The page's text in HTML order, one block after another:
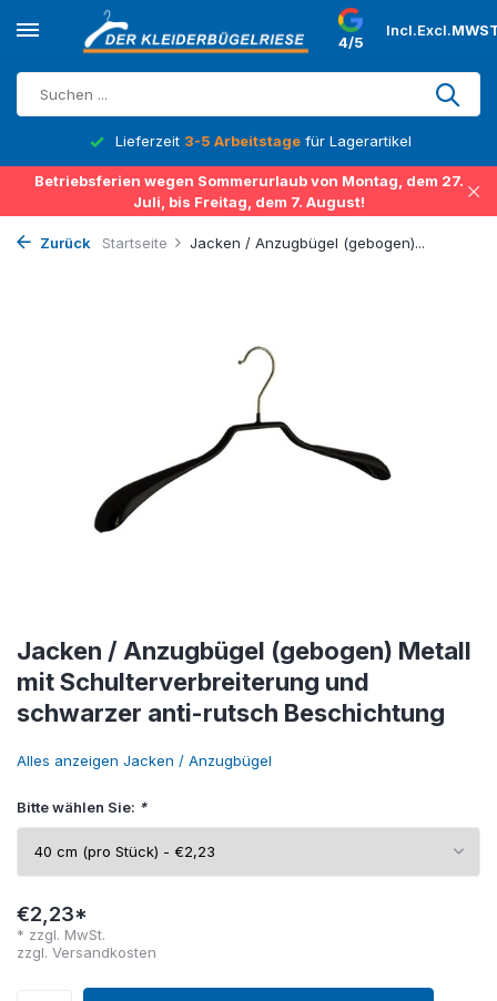
4/5
Incl.Excl.
Lieferzeit 3-5 Arbeitstage für Lagerartikel
Betriebsferien wegen Sommerurlaub von Montag, dem 27.
Juli, bis Freitag, dem 7. August!
Zurück Startseite Jacken / Anzugbügel (gebogen)...
Jacken / Anzugbügel (gebogen) Metall
mit Schulterverbreiterung und
schwarzer anti-rutsch Beschichtung
Alles anzeigen Jacken / Anzugbügel
Bitte wählen Sie: *
€2,23*
* zzgl. MwSt.
zzgl. Versandkosten